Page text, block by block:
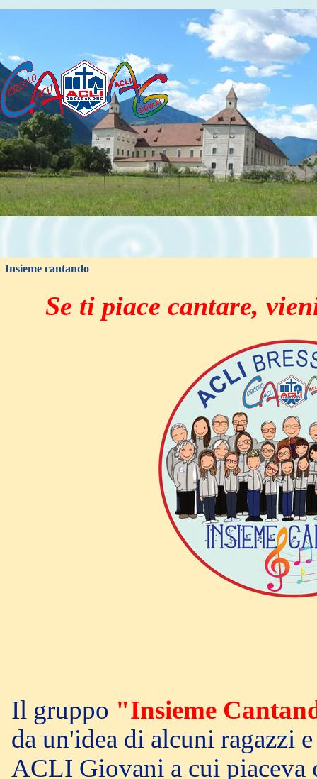
Insieme cantando
Se ti piace cantare,
Il gruppo "Insieme
da un'idea di alcuni ragazzi
ACLI Giovani a cui piaceva